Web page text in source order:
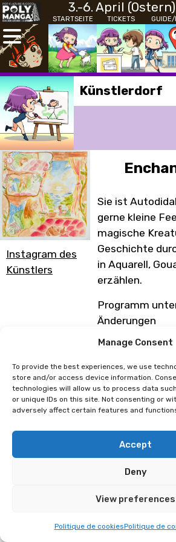
Manage Consent
To provide the best experiences, we use
store and/or access device information.
technologies will allow us to process data
or unique IDs on this site. Not consenting or
adversely affect certain features and
Accept
Deny
View preferences
Politique de cookiesPolitique de
3.-6. April
STARTSEITE TICKETS GUIDE/
Künstlerdorf
Instagram des
Künstlers
Sie ist
gerne kleine
magische
Geschichte
in Aquarell,
erzählen.
Programm
Änderungen
Boune